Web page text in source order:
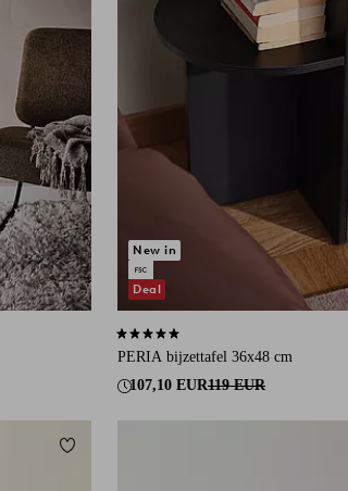
PERIA bijzettafel 36x48 cm
107,10 EUR119 EUR
4,9 op basis van 15 beoordelingen
New in
Deal
Toevoegen aan favorieten